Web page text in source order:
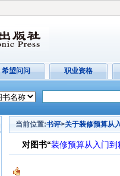
希望问问 职业资格
当前位置:书评>关于装修预算从
对图书“装修预算从入门到